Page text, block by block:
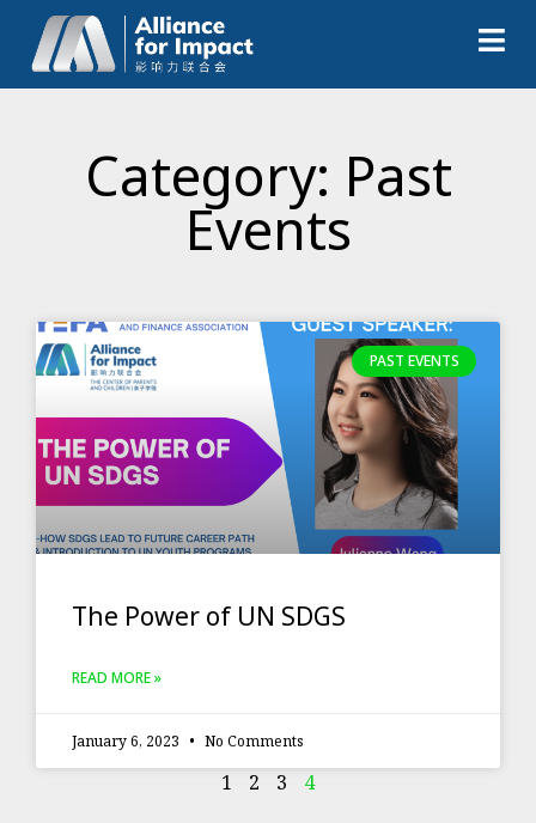
Category: Past
Events
PAST EVENTS
The Power of UN SDGS
READ MORE »
January 6, 2023 No Comments
1 2 3 4